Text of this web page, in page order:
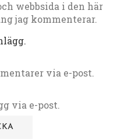
webbsida i den här
jag kommenterar.
via e-post.
via e-post.